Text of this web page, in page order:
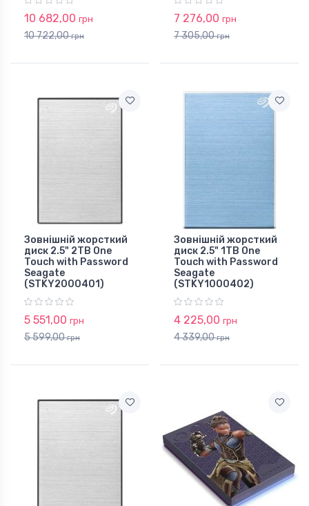
10 682,00 грн
10 722,00грн
7 276,00 грн
7 305,00грн
Зовнішній жорсткий
диск 2.5" 2TB One
Touch with Password
Seagate
(STKY2000401)
5 551,00 грн
5 599,00грн
Зовнішній жорсткий
диск 2.5" 1TB One
Touch with Password
Seagate
(STKY1000402)
4 225,00 грн
4 339,00грн